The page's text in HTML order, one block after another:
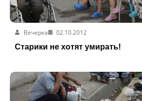
Вечерка
02.10.2012
Старики не хотят умирать!